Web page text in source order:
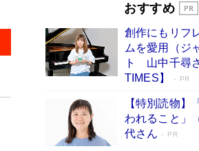
追悼・東野圭吾さん 週間
など代表作が並ぶ［文庫ベ
Book Bang
73歳でも働くしかない 「老後
誘導員の独白が話題
竹内由恵の前に現れた「テレ
ぇ」という男性…夫を選んでテ
Book Bang
おすすめ
創作にもリフ
ムを愛用（ジ
ト 山中千尋
TIMES】
PR
【特別読物】
われること
代さん
PR